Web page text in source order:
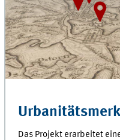
Das Projekt erarbeitet